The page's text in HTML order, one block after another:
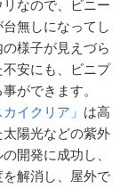
リなので、ビニー
無しになってし
様子が見えづら
安にも、ビニプ
ができます。
イクリア」 は高
陽光などの紫外
開発に成功し、
解消し、屋外で